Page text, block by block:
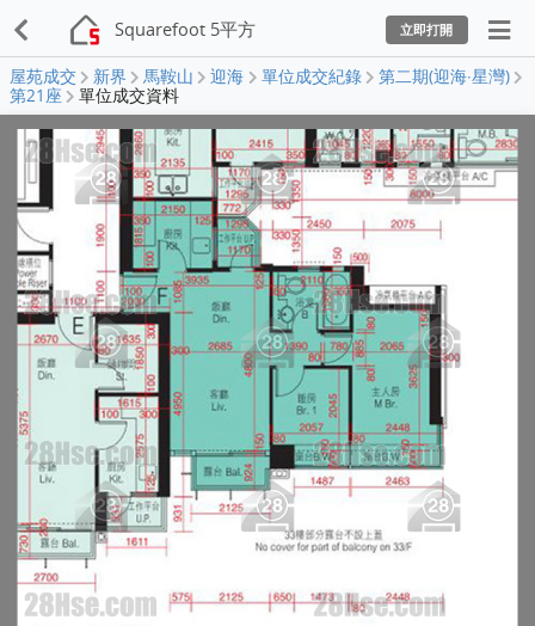
Squarefoot 5平方 立即打開
屋苑成交 新界 馬鞍山 迎海 單位成交紀錄
第二期(迎海‧星灣)
第21座
單位成交資料